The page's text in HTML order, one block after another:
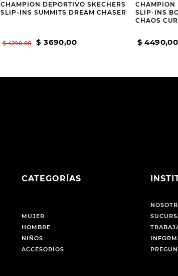
CHAMPION DEPORTIVO SKECHERS
SLIP-INS SUMMITS DREAM CHASER
$ 4290,00 $ 3690,00
CHAMPION
SLIP-INS
CHAOS
$ 4490,00
CATEGORÍAS
MUJER
HOMBRE
NIÑOS
ACCESORIOS